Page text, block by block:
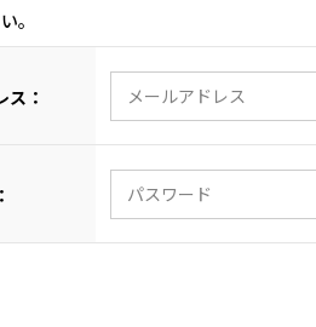
。
ス：